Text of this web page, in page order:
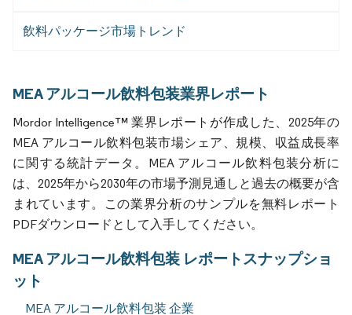
飲料パッケージ市場トレンド
MEA アルコール飲料包装業界レポート
Mordor Intelligence™ 業界レポートが作成した、2025年の
MEA アルコール飲料包装市場シェア、規模、収益成長率
に関する統計データ。MEA アルコール飲料包装分析に
は、2025年から2030年の市場予測見通しと過去の概要が含
まれています。この業界分析のサンプルを無料レポート
PDFダウンロードとして入手してください。
MEA アルコール飲料包装 レポートスナップショ
ット
MEA アルコール飲料包装 企業